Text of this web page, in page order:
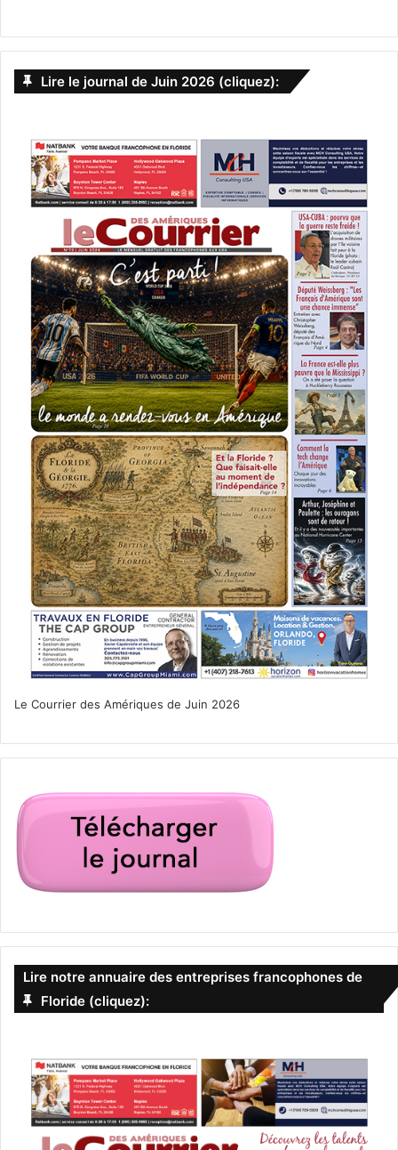
Lire le journal de Juin 2026 (cliquez):
Le Courrier des Amériques de Juin 2026
Lire notre annuaire des entreprises francophones de
Floride (cliquez):